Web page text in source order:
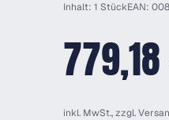
Inhalt: 1 StückEAN:
inkl. MwSt., zzgl.